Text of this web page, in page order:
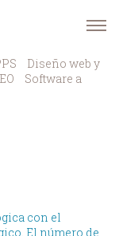
Diseño web y
Software a
con el
El número de